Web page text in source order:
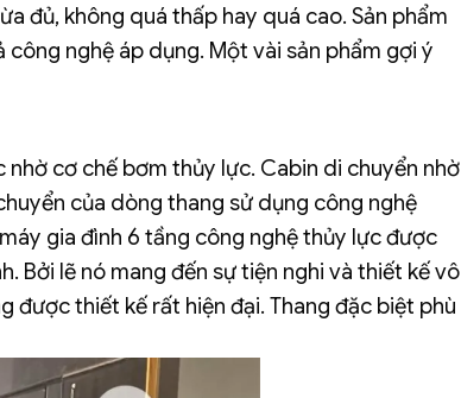
đủ, không quá thấp hay quá cao. Sản phẩm
nghệ áp dụng. Một vài sản phẩm gợi ý
cơ chế bơm thủy lực. Cabin di chuyển nhờ
của dòng thang sử dụng công nghệ
gia đình 6 tầng công nghệ thủy lực được
Bởi lẽ nó mang đến sự tiện nghi và thiết kế vô
được thiết kế rất hiện đại. Thang đặc biệt phù